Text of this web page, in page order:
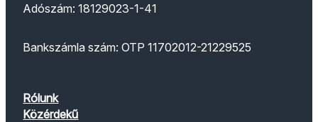
Adószám: 18129023-1-41
Bankszámla szám: OTP 11702012-21229525
Rólunk
Közérdekű